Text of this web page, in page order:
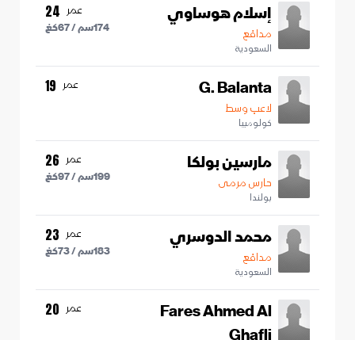
إسلام هوساوي
مدافع
السعودية
عمر 24
174سم /67كغ
G. Balanta
لاعب وسط
كولومبيا
عمر 19
مارسين بولكا
حارس مرمى
بولندا
عمر 26
199سم /97كغ
محمد الدوسري
مدافع
السعودية
عمر 23
183سم /73كغ
Fares Ahmed Al
عمر 20